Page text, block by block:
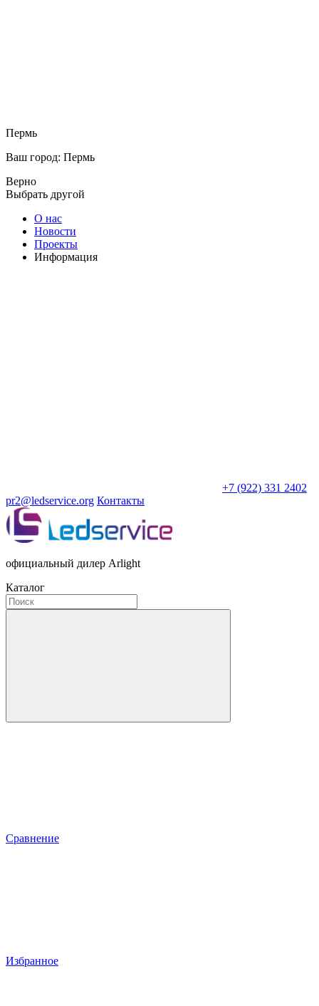
Пермь
Ваш город: Пермь
Верно
Выбрать другой
О нас
Новости
Проекты
Информация
+7 (922) 331 2402
pr2@ledservice.org Контакты
официальный дилер Arlight
Каталог
Сравнение
Избранное